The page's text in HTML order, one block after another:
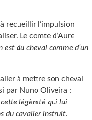
recueillir l’impulsion
Le comte d’Aure
est du cheval comme d’un
.
à mettre son cheval
par Nuno Oliveira :
légèreté qui lui
du cavalier instruit.